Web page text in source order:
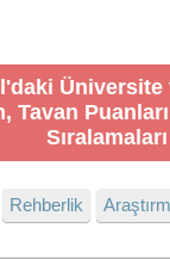
Üniversite
Tavan
Sıralamaları
Rehberlik